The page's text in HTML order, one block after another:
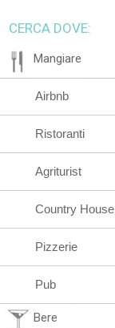
CERCA DOVE:
Mangiare
Airbnb
Ristoranti
Agriturist
Country House
Pizzerie
Pub
Bere